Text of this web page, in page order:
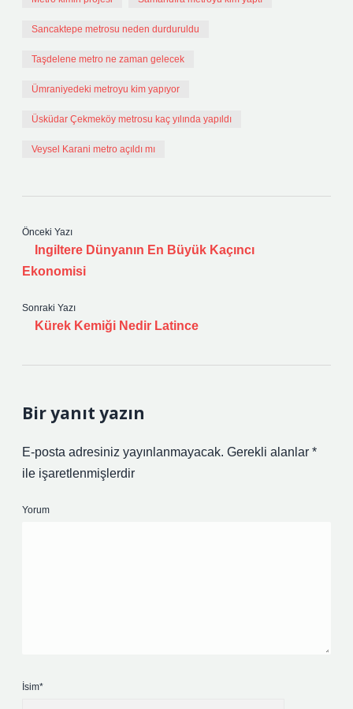
Sancaktepe metrosu neden durduruldu
Taşdelene metro ne zaman gelecek
Ümraniyedeki metroyu kim yapıyor
Üsküdar Çekmeköy metrosu kaç yılında yapıldı
Veysel Karani metro açıldı mı
Önceki Yazı
Ingiltere Dünyanın En Büyük Kaçıncı
Ekonomisi
Sonraki Yazı
Kürek Kemiği Nedir Latince
Bir yanıt yazın
E-posta adresiniz yayınlanmayacak. Gerekli alanlar *
ile işaretlenmişlerdir
Yorum
İsim*